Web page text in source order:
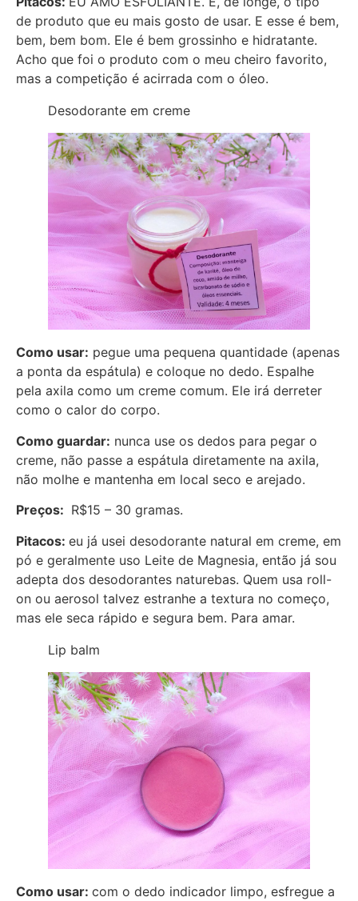
de produto que eu mais gosto de usar. E esse é bem,
bem, bem bom. Ele é bem grossinho e hidratante.
Acho que foi o produto com o meu cheiro favorito,
mas a competição é acirrada com o óleo.
Desodorante em creme
Como usar: pegue uma pequena quantidade (apenas
a ponta da espátula) e coloque no dedo. Espalhe
pela axila como um creme comum. Ele irá derreter
como o calor do corpo.
Como guardar: nunca use os dedos para pegar o
creme, não passe a espátula diretamente na axila,
não molhe e mantenha em local seco e arejado.
Preços: R$15 – 30 gramas.
Pitacos: eu já usei desodorante natural em creme, em
pó e geralmente uso Leite de Magnesia, então já sou
adepta dos desodorantes naturebas. Quem usa roll-
on ou aerosol talvez estranhe a textura no começo,
mas ele seca rápido e segura bem. Para amar.
Lip balm
Como usar: com o dedo indicador limpo, esfregue a